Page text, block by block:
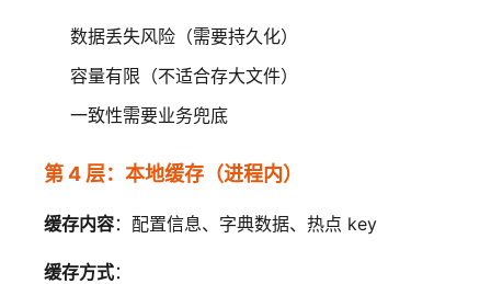
数据丢失风险（需要持久化）
容量有限（不适合存大文件）
一致性需要业务兜底
第 4 层：本地缓存（进程内）
缓存内容：配置信息、字典数据、热点 key
缓存方式：